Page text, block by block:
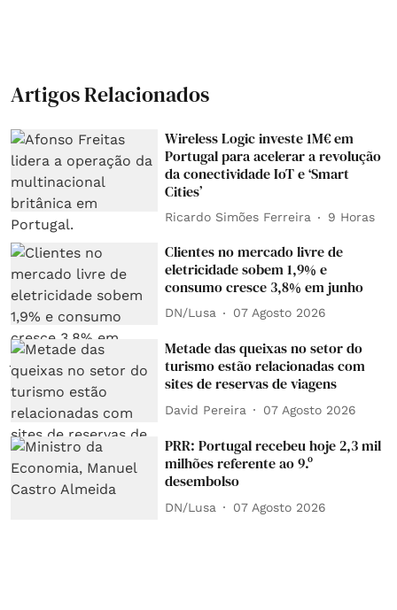
Artigos Relacionados
Wireless Logic investe 1M€ em
Portugal para acelerar a revolução
da conectividade IoT e ‘Smart
Cities’
Ricardo Simões Ferreira 9 Horas
Clientes no mercado livre de
eletricidade sobem 1,9% e
consumo cresce 3,8% em junho
DN/Lusa 07 Agosto 2026
Metade das queixas no setor do
turismo estão relacionadas com
sites de reservas de viagens
David Pereira 07 Agosto 2026
PRR: Portugal recebeu hoje 2,3 mil
milhões referente ao 9.º
desembolso
DN/Lusa 07 Agosto 2026